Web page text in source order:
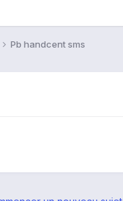
Pb handcent sms